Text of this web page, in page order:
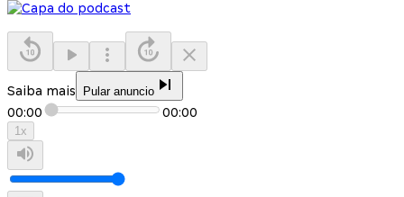
Saiba mais Pular anuncio
00:00 00:00
1x